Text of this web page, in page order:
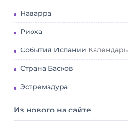
Наварра
Риоха
События Испании Календарь
Страна Басков
Эстремадура
Из нового на сайте